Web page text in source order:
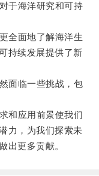
于海洋研究和可持
全面地了解海洋生
持续发展提供了新
面临一些挑战，包
和应用前景使我们
力，为我们探索未
出更多贡献。